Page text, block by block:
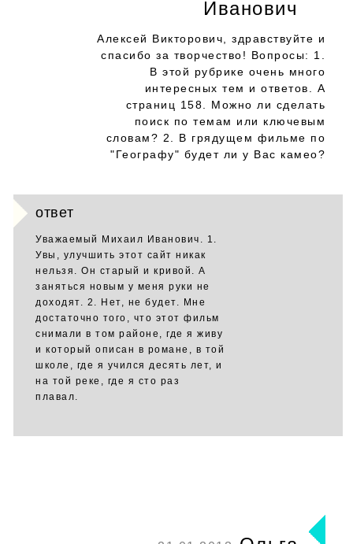
Иванович
Алексей Викторович, здравствуйте и
спасибо за творчество! Вопросы: 1.
В этой рубрике очень много
интересных тем и ответов. А
страниц 158. Можно ли сделать
поиск по темам или ключевым
словам? 2. В грядущем фильме по
"Географу" будет ли у Вас камео?
ответ
Уважаемый Михаил Иванович. 1.
Увы, улучшить этот сайт никак
нельзя. Он старый и кривой. А
заняться новым у меня руки не
доходят. 2. Нет, не будет. Мне
достаточно того, что этот фильм
снимали в том районе, где я живу
и который описан в романе, в той
школе, где я учился десять лет, и
на той реке, где я сто раз
плавал.